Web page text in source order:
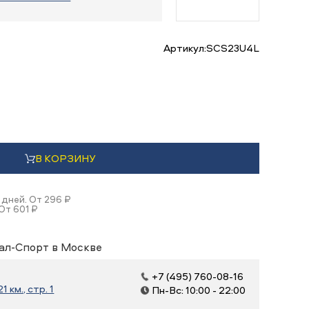
Артикул:SCS23U4L
В КОРЗИНУ
От 296 ₽
601 ₽
Спорт в Москве
км., стр. 1
+7 (495) 760-08-16
Пн-Вс: 10:00 - 22:00